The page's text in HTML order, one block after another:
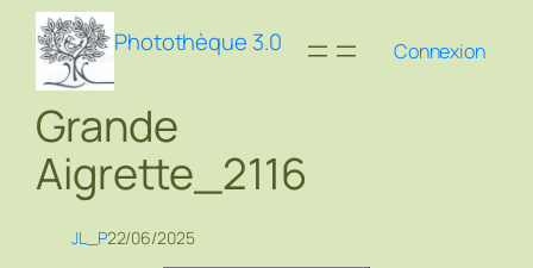
Aller
contenu
Photothèque 3.0 Connexion
Grande
Aigrette_2116
JL_P22/06/2025